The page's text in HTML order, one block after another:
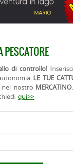
PESCATORE
di controllo!
LE TUE
nel nostro MERCATINO
qui>>